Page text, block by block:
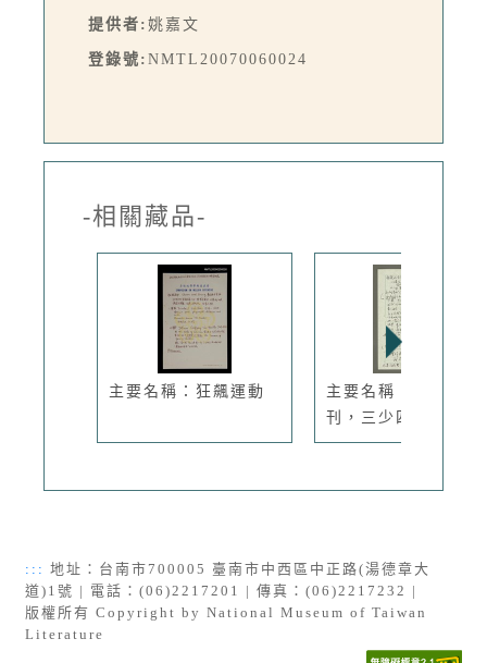
提供者: 姚嘉文
登錄號: NMTL20070060024
-相關藏品-
主要名稱：狂飆運動
主要名稱：人間副
刊，三少四壯...
::: 地址：台南市700005 臺南市中西區中正路(湯德章大
道)1號 | 電話：(06)2217201 | 傳真：(06)2217232 |
版權所有 Copyright by National Museum of Taiwan
Literature